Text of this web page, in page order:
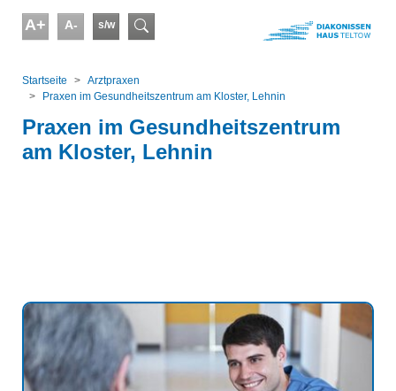
A+ A- s/w Suchformular
Startseite
Arztpraxen
Praxen im Gesundheitszentrum am Kloster, Lehnin
Praxen im Gesundheitszentrum
am Kloster, Lehnin